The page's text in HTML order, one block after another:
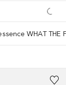
WHAT THE